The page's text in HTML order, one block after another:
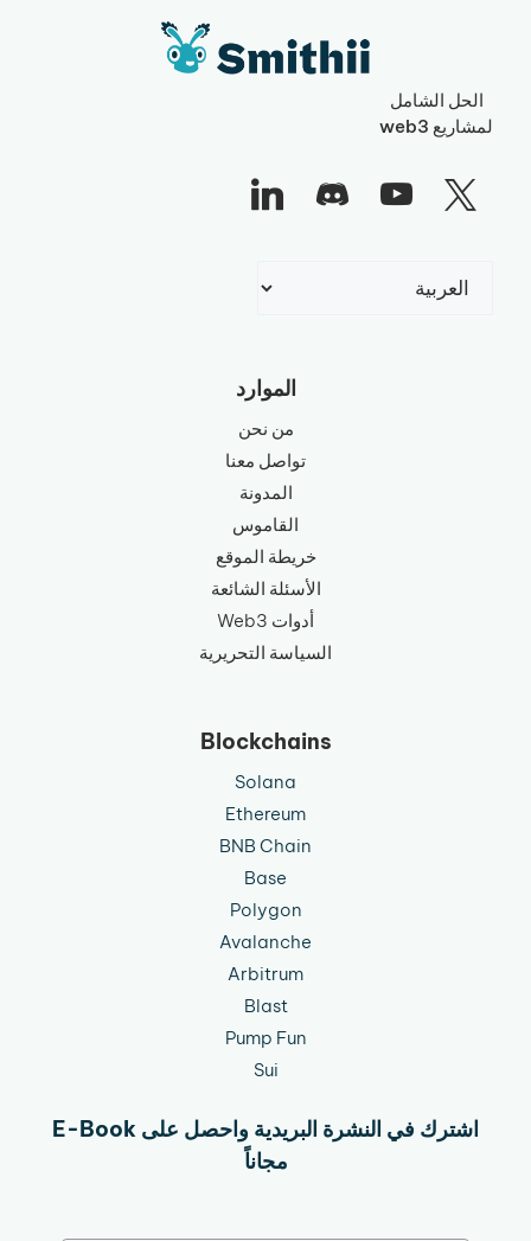
الحل الشامل
لمشاريع web3
اختر
الموارد
من نحن
تواصل معنا
المدونة
القاموس
خريطة الموقع
الأسئلة الشائعة
أدوات Web3
السياسة التحريرية
Blockchains
Solana
Ethereum
BNB Chain
Base
Polygon
Avalanche
Arbitrum
Blast
Pump Fun
Sui
اشترك في النشرة البريدية واحصل على E-Book
مجاناً